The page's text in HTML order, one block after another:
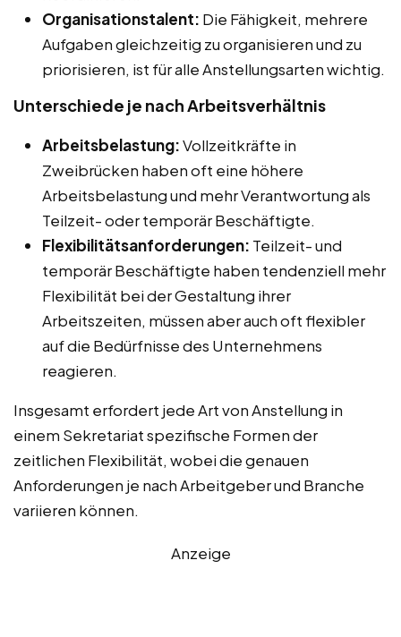
Organisationstalent: Die Fähigkeit, mehrere
Aufgaben gleichzeitig zu organisieren und zu
priorisieren, ist für alle Anstellungsarten wichtig.
Unterschiede je nach Arbeitsverhältnis
Arbeitsbelastung:Vollzeitkräfte in
Zweibrücken haben oft eine höhere
Arbeitsbelastung und mehr Verantwortung als
Teilzeit- oder temporär Beschäftigte.
Flexibilitätsanforderungen: Teilzeit- und
temporär Beschäftigte haben tendenziell mehr
Flexibilität bei der Gestaltung ihrer
Arbeitszeiten, müssen aber auch oft flexibler
auf die Bedürfnisse des Unternehmens
reagieren.
Insgesamt erfordert jede Art von Anstellung in
einem Sekretariat spezifische Formen der
zeitlichen Flexibilität, wobei die genauen
Anforderungen je nach Arbeitgeber und Branche
variieren können.
Anzeige